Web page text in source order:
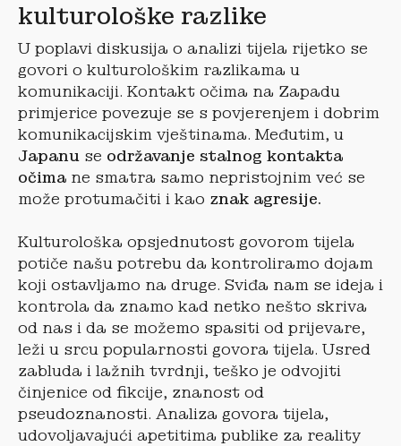
kulturološke razlike
U poplavi diskusija o analizi tijela rijetko se
govori o kulturološkim razlikama u
komunikaciji. Kontakt očima na Zapadu
primjerice povezuje se s povjerenjem i dobrim
komunikacijskim vještinama. Međutim, u
Japanu se održavanje stalnog kontakta
očima ne smatra samo nepristojnim već se
može protumačiti i kao znak agresije.
Kulturološka opsjednutost govorom tijela
potiče našu potrebu da kontroliramo dojam
koji ostavljamo na druge. Sviđa nam se ideja i
kontrola da znamo kad netko nešto skriva
od nas i da se možemo spasiti od prijevare,
leži u srcu popularnosti govora tijela. Usred
zabluda i lažnih tvrdnji, teško je odvojiti
činjenice od fikcije, znanost od
pseudoznanosti. Analiza govora tijela,
udovoljavajući apetitima publike za reality